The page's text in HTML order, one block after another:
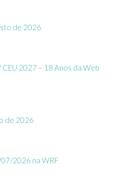
de 2026
2027 – 18 Anos da Web
de 2026
2026 na WRF